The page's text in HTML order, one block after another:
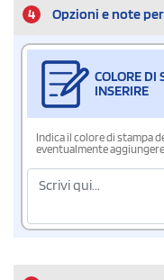
4 Opzioni e note
COLORE DI
INSERIRE
Indica il colore di stampa
eventualmente